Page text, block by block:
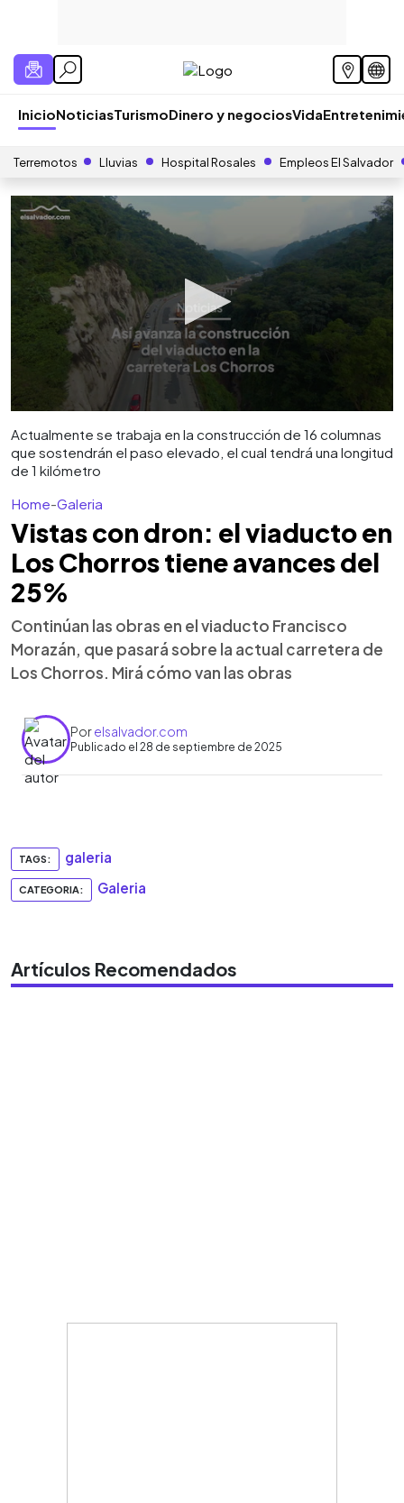
InicioNoticiasTurismoDinero y negociosVida
Terremotos Lluvias Hospital Rosales Empleos El Salvador
Actualmente se trabaja en la construcción de 16 columnas
que sostendrán el paso elevado, el cual tendrá una longitud
de 1 kilómetro
Home-Galeria
Vistas con dron: el viaducto en
Los Chorros tiene avances del
25%
Continúan las obras en el viaducto Francisco
Morazán, que pasará sobre la actual carretera de
Los Chorros. Mirá cómo van las obras
Porelsalvador.com
Publicado el 28 de septiembre de 2025
► Escuchar artículo
TAGS: galeria
CATEGORIA: Galeria
Artículos Recomendados